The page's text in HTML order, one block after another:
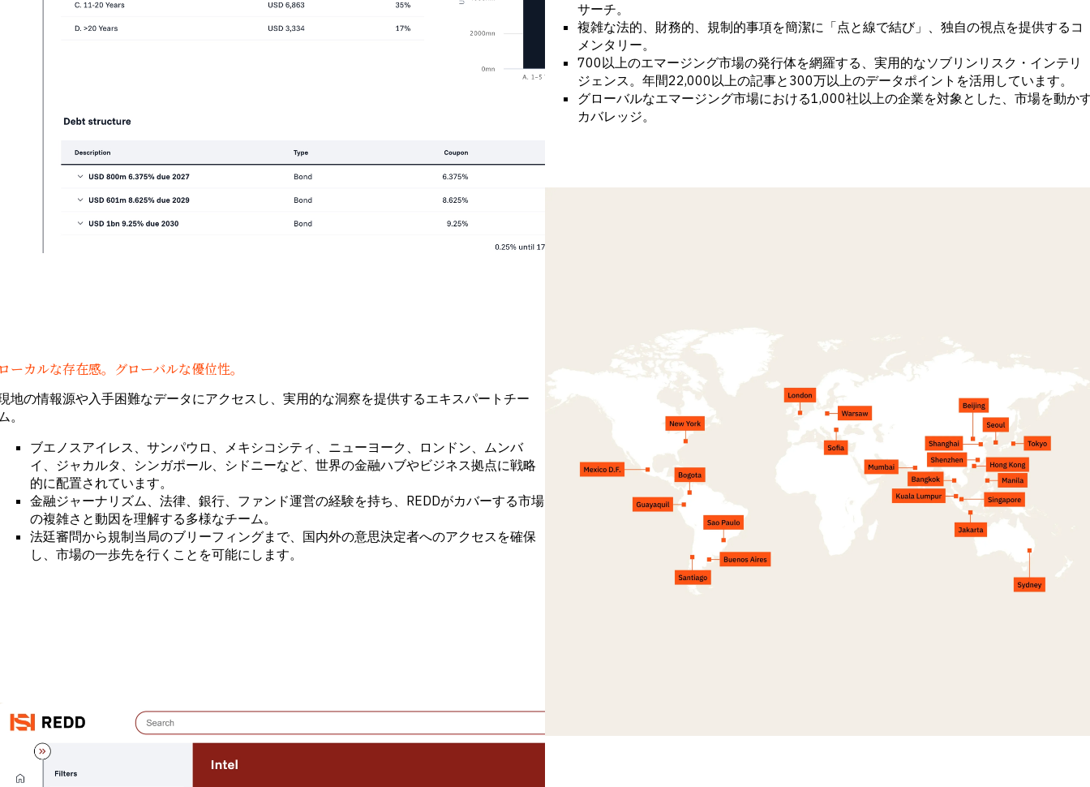
サーチ。
複雑な法的、財務的、規制的事項を簡潔に「点と線で結び」、独自の視点を提供するコ
メンタリー。
700以上のエマージング市場の発行体を網羅する、実用的なソブリンリスク・インテリ
ジェンス。年間22,000以上の記事と300万以上のデータポイントを活用しています。
グローバルなエマージング市場における1,000社以上の企業を対象とした、市場を動か
カバレッジ。
ーカルな存在感。グローバルな優位性。
地の情報源や入手困難なデータにアクセスし、実用的な洞察を提供するエキスパートチー
。
ブエノスアイレス、サンパウロ、メキシコシティ、ニューヨーク、ロンドン、ムンバ
イ、ジャカルタ、シンガポール、シドニーなど、世界の金融ハブやビジネス拠点に戦略
的に配置されています。
金融ジャーナリズム、法律、銀行、ファンド運営の経験を持ち、REDDがカバーする市場
の複雑さと動因を理解する多様なチーム。
法廷審問から規制当局のブリーフィングまで、国内外の意思決定者へのアクセスを確保
し、市場の一歩先を行くことを可能にします。